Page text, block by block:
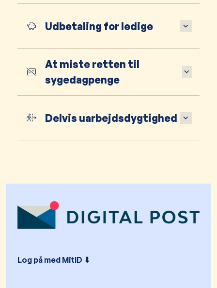
Udbetaling for ledige
At miste retten til
sygedagpenge
Delvis uarbejdsdygtighed
Log på med MitID ⬇︎